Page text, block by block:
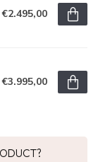
€2.495,00
€3.995,00